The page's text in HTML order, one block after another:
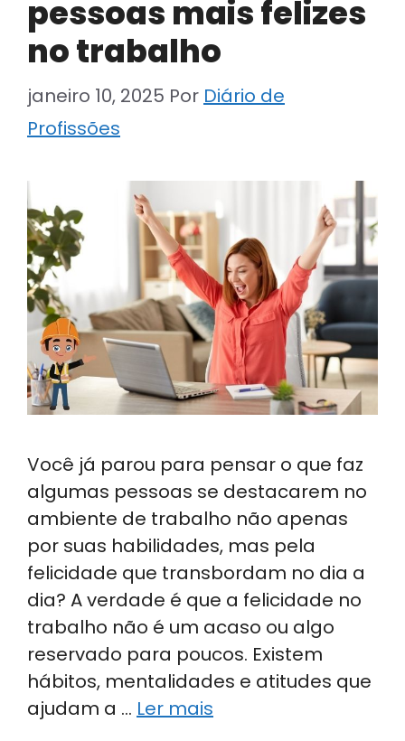
pessoas mais felizes
no trabalho
janeiro 10, 2025 Por Diário de
Profissões
Você já parou para pensar o que faz
algumas pessoas se destacarem no
ambiente de trabalho não apenas
por suas habilidades, mas pela
felicidade que transbordam no dia a
dia? A verdade é que a felicidade no
trabalho não é um acaso ou algo
reservado para poucos. Existem
hábitos, mentalidades e atitudes que
ajudam a … Ler mais